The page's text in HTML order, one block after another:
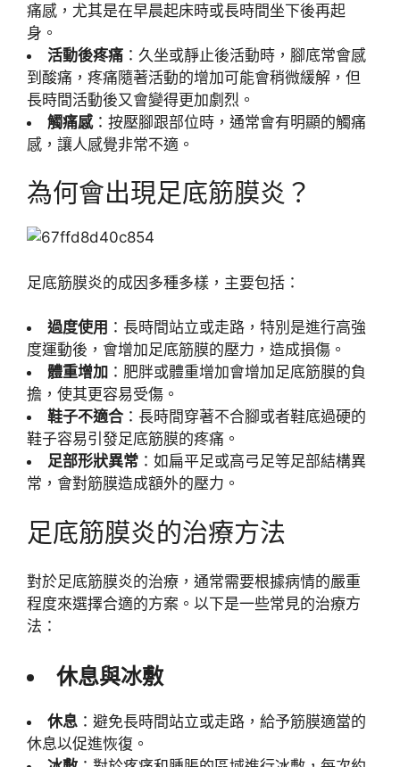
痛感，尤其是在早晨起床時或長時間坐下後再起
身。
活動後疼痛 ：久坐或靜止後活動時，腳底常會感
到酸痛，疼痛隨著活動的增加可能會稍微緩解，但
長時間活動後又會變得更加劇烈。
觸痛感：按壓腳跟部位時，通常會有明顯的觸痛
感，讓人感覺非常不適。
為何會出現足底筋膜炎？
足底筋膜炎的成因多種多樣，主要包括：
過度使用 ：長時間站立或走路，特別是進行高強
度運動後，會增加足底筋膜的壓力，造成損傷。
體重增加 ：肥胖或體重增加會增加足底筋膜的負
擔，使其更容易受傷。
鞋子不適合 ：長時間穿著不合腳或者鞋底過硬的
鞋子容易引發足底筋膜的疼痛。
足部形狀異常 ：如扁平足或高弓足等足部結構異
常，會對筋膜造成額外的壓力。
足底筋膜炎的治療方法
對於足底筋膜炎的治療，通常需要根據病情的嚴重
程度來選擇合適的方案。以下是一些常見的治療方
法：
休息與冰敷
休息 ：避免長時間站立或走路，給予筋膜適當的
休息以促進恢復。